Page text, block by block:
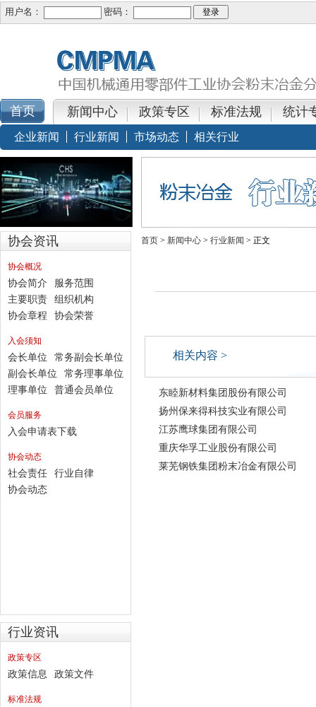
用户名： 密码：
新闻中心 政策专区 标准法规 统计
企业新闻 行业新闻 市场动态 相关行业
协会资讯
协会概况
协会简介
服务范围
主要职责
组织机构
协会章程
协会荣誉
入会须知
会长单位
常务副会长单位
副会长单位
常务理事单位
理事单位
普通会员单位
会员服务
入会申请表下载
协会动态
社会责任
行业自律
协会动态
行业资讯
政策专区
政策信息 政策文件
标准法规
首页 > 新闻中心 > 行业新闻 > 正文
相关内容 >
东睦新材料集团股份有限公司
扬州保来得科技实业有限公司
江苏鹰球集团有限公司
重庆华孚工业股份有限公司
莱芜钢铁集团粉末冶金有限公司